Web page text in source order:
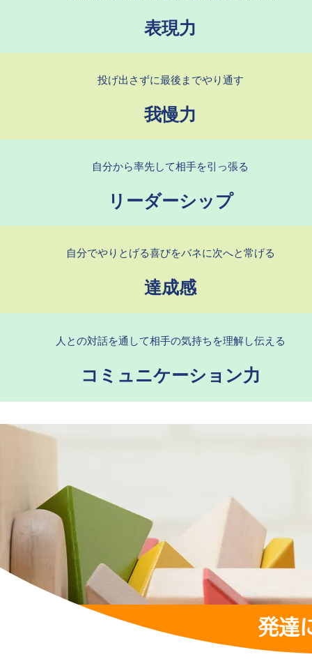
表現力
投げ出さずに最後までやり通す​
我慢力
自分から率先して相手を引っ張る​
リーダーシップ
自分でやりとげる喜びをバネに次へと常げる
達成感
人との対話を通して相手の気持ちを理解し伝える
コミュニケーション力
発達